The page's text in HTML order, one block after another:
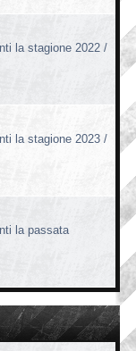
la stagione 2022 /
la stagione 2023 /
la passata